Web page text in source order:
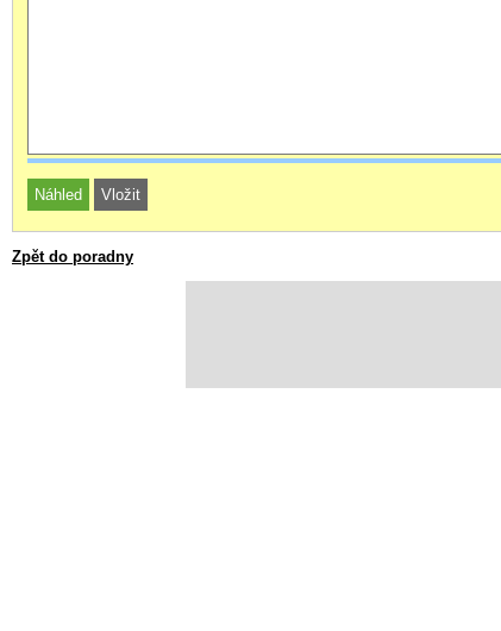
Zpět do poradny